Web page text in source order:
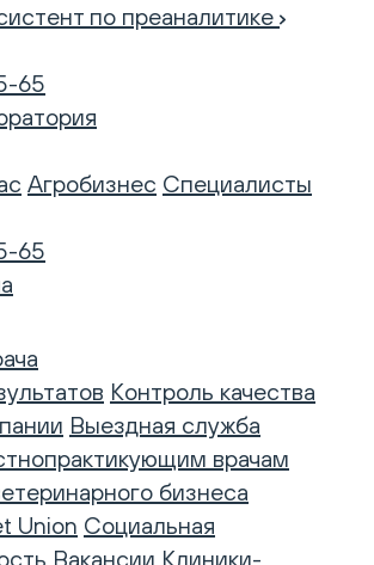
по преаналитике
65
Агробизнес Специалисты
65
Контроль качества
Выездная служба
врачам
бизнеса
Union Социальная
Вакансии Клиники-